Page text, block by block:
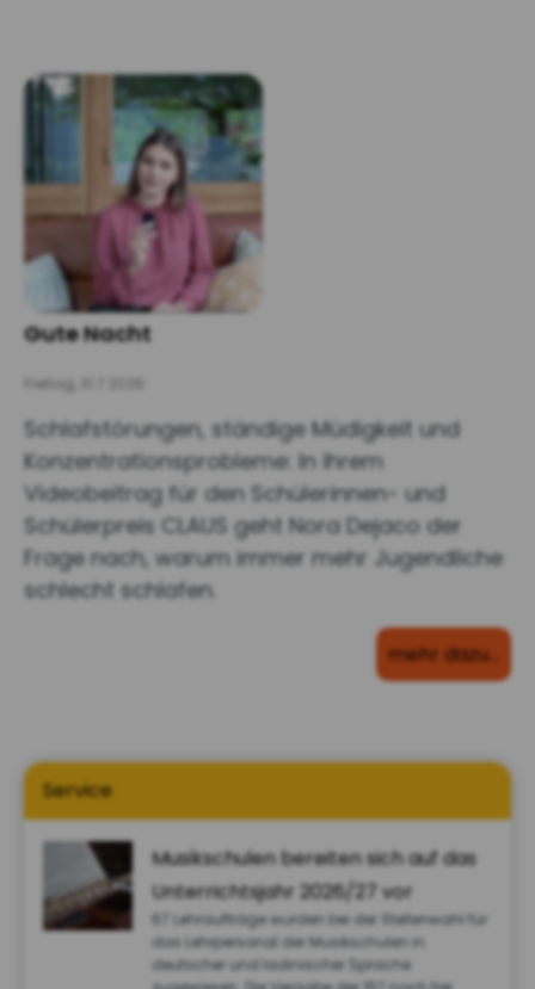
Gute Nacht
Freitag, 31.7.2026
Schlafstörungen, ständige Müdigkeit und
Konzentrationsprobleme: In ihrem
Videobeitrag für den Schülerinnen- und
Schülerpreis CLAUS geht Nora Dejaco der
Frage nach, warum immer mehr Jugendliche
schlecht schlafen.
mehr dazu…
Service
Musikschulen bereiten sich auf das
Unterrichtsjahr 2026/27 vor
67 Lehraufträge wurden bei der Stellenwahl für
das Lehrpersonal der Musikschulen in
deutscher und ladinischer Sprache